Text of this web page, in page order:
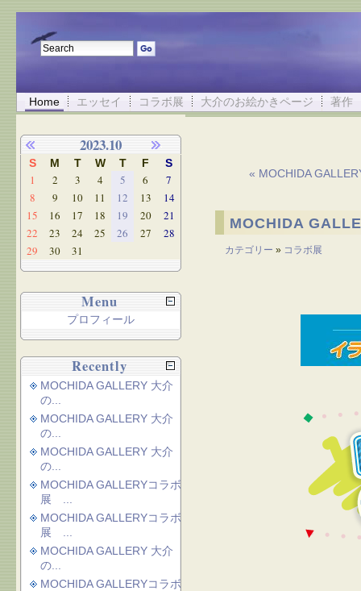
Home エッセイ コラボ展 大介のお絵かきページ 著作
« MOCHIDA
MOCHIDA
カテゴリー » コラボ展
2023.10
S M T W T F S
1 2 3 4 5 6
7
8
9 10 11 12 13
14
15
16 17 18 19 20
21
22
23 24 25 26 27
28
29
30 31
Menu
プロフィール
Recently
MOCHIDA GALLERY 大介
の...
MOCHIDA GALLERY 大介
の...
MOCHIDA GALLERY 大介
の...
MOCHIDA GALLERYコラボ
展 ...
MOCHIDA GALLERYコラボ
展 ...
MOCHIDA GALLERY 大介
の...
MOCHIDA GALLERYコラボ